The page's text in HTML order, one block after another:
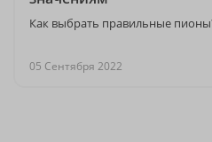
Как выбрать правильные
05 Сентября 2022